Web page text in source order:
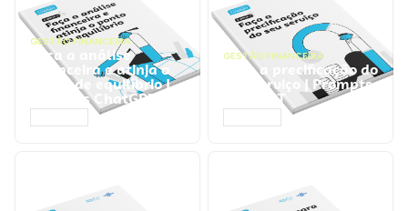
GESTÃO FINANCEIRA
Faça a análise
financeira e atinja o
ponto de equilíbrio |
Prompts ChatGPT
GESTÃO FINANCEIRA
Faça a precificação do
seu serviço | Prompts
ChatGPT